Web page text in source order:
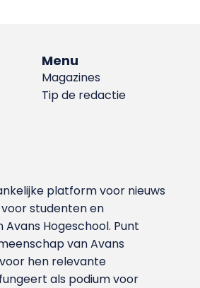
Menu
Magazines
Tip de redactie
platform voor nieuws
studenten en
Hoge­school. Punt
van Avans
hen relevante
als podium voor